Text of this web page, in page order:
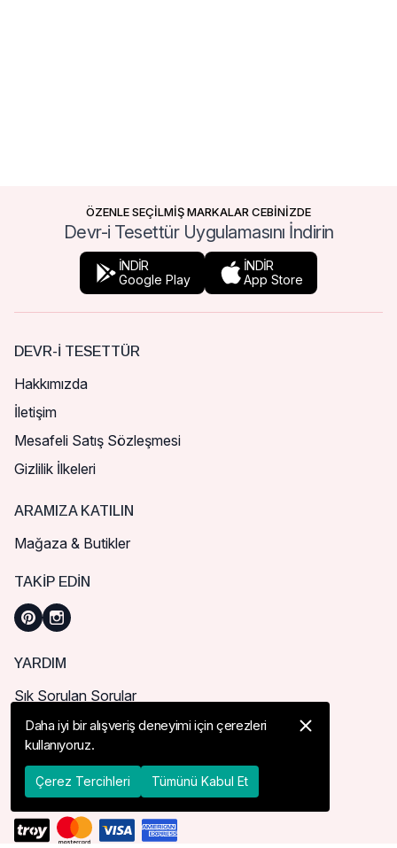
ÖZENLE SEÇİLMİŞ MARKALAR CEBİNİZDE
Devr-i Tesettür Uygulamasını İndirin
İNDİR
Google Play
İNDİR
App Store
DEVR-I TESETTÜR
Hakkımızda
İletişim
Mesafeli Satış Sözleşmesi
Gizlilik İlkeleri
ARAMIZA KATILIN
Mağaza & Butikler
TAKIP EDIN
YARDIM
Sık Sorulan Sorular
Nasıl Sipariş Verebilirim?
Kargo ve Teslimat
İade, İptal ve Değişim
Daha iyi bir alışveriş deneyimi için çerezleri
kullanıyoruz.
Çerez Tercihleri Tümünü Kabul Et